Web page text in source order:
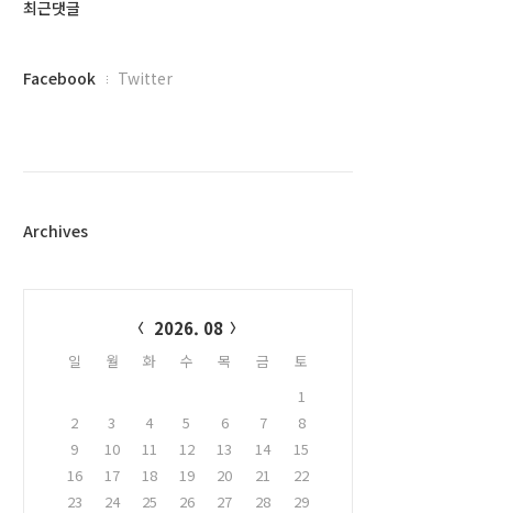
글
최근댓글
페
플
Facebook Twitter
Archives
2026. 08
일 월 화 수 목 금
토
1
2
3 4 5 6 7
8
9
10 11 12 13 14
15
16
17 18 19 20 21
22
23
24 25 26 27 28
29